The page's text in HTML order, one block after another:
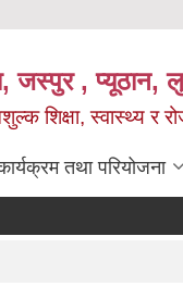
जस्पुर , प्यूठान,
शिक्षा, स्वास्थ्य र
तथा परियोजना